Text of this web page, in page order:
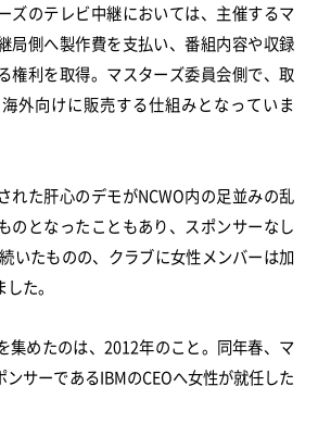
ズのテレビ中継においては、主催するマ
局側へ製作費を支払い、番組内容や収録
権利を取得。マスターズ委員会側で、取
外向けに販売する仕組みとなっていま
れた肝心のデモがNCWO内の足並みの乱
のとなったこともあり、スポンサーなし
いたものの、クラブに女性メンバーは加
た。
集めたのは、2012年のこと。同年春、マ
ンサーであるIBMのCEOへ女性が就任した